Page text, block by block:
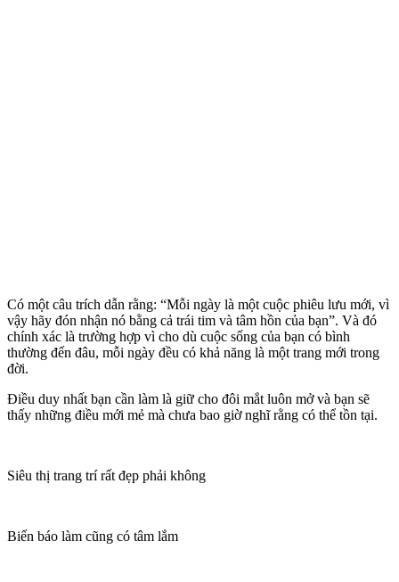
Có một câu trích dẫn rằng: “Mỗi ngày là một cuộc phiêu lưu mới, vì
vậy hãy đón nhận nó bằng cả trái tim và tâm hồn của bạn”. Và đó
chính xác là trường hợp vì cho dù cuộc sống của bạn có bình
thường đến đâu, mỗi ngày đều có khả năng là một trang mới trong
đời.
Điều duy nhất bạn cần làm là giữ cho đôi mắt luôn mở và bạn sẽ
thấy những điều mới mẻ mà chưa bao giờ nghĩ rằng có thể tồn tại.
Siêu thị trang trí rất đẹp phải không
Biển báo làm cũng có tâm lắm